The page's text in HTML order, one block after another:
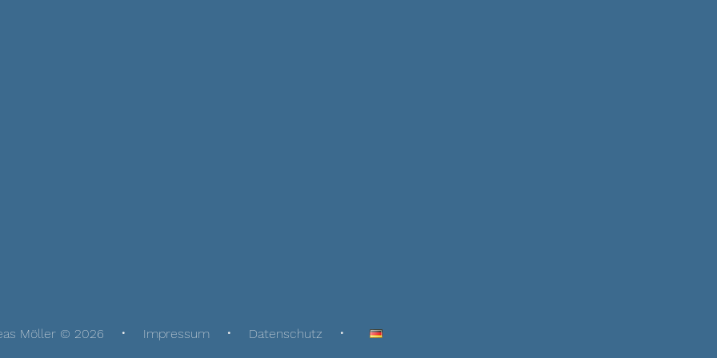
Möller © 2026 Impressum Datenschutz